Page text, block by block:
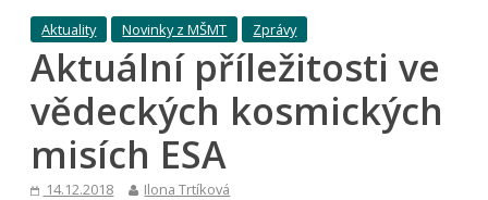
Aktuality Novinky z MŠMT Zprávy
Aktuální příležitosti ve
vědeckých kosmických
misích ESA
14.12.2018 Ilona Trtíková